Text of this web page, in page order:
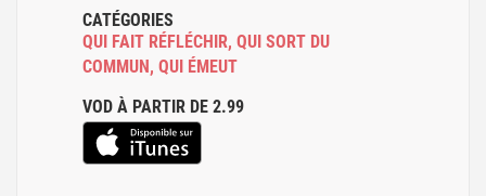
CATÉGORIES
QUI FAIT RÉFLÉCHIR, QUI SORT DU
COMMUN , QUI ÉMEUT
VOD À PARTIR DE 2.99